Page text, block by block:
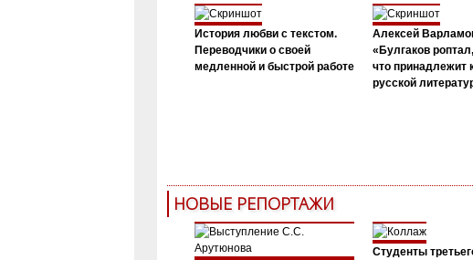
История любви с текстом.
Переводчики о своей
медленной и быстрой работе
Алексей
«Булгаков
что принадлежит
русской
НОВЫЕ РЕПОРТАЖИ
Студенты